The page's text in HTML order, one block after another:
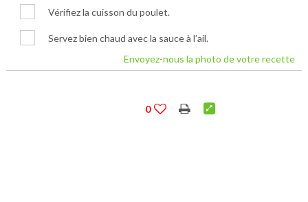
Vérifiez la cuisson du poulet.
Servez bien chaud avec la sauce à l’ail.
Envoyez-nous la photo de votre recette
0